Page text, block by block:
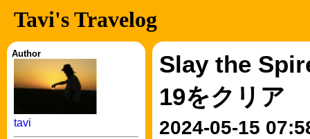
Tavi's Travelog
Author
tavi
Slay the
19をクリア
2024-05-15